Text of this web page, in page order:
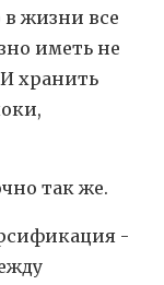
жизни все
иметь не
хранить
так же.
-